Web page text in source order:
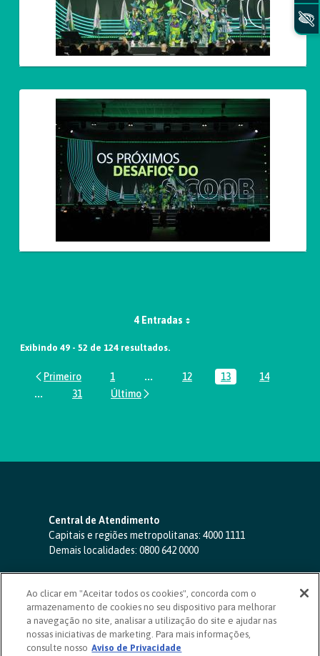
4 Entradas
Exibindo 49 - 52 de 124 resultados.
Página
1 ...Páginas intermediárias Usar ABA
Página
12 Página
13 Página
14
...Páginas intermediárias Usar ABA para navegar.
Página
31
Central de Atendimento
Capitais e regiões metropolitanas: 4000 1111
Demais localidades: 0800 642 0000
SAC 24 horas-0800 724 4420
Ouvidoria
0800 725 0996
(de segunda a sexta, das 8h às 20h)
ouvidoriasicoob.com.br
Deficientes auditivos ou de fala
Ao clicar em "Aceitar todos os cookies", concorda com o
armazenamento de cookies no seu dispositivo para melhorar
a navegação no site, analisar a utilização do site e ajudar nas
nossas iniciativas de marketing. Para mais informações,
consulte nosso Aviso de Privacidade